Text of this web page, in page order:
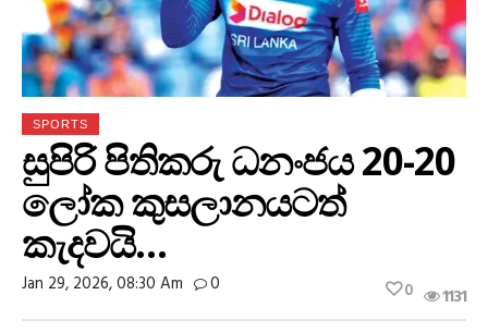
SPORTS
සුපිරි පිතිකරු ධනංජය 20-20
ලෝක කුසලානයටත්
කැදවයි…
Jan 29, 2026, 08:30 Am 0 1131
0